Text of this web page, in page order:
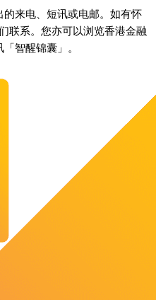
的来电、短讯或电邮。如有怀
联系。您亦可以浏览香港金融
智醒锦囊」。